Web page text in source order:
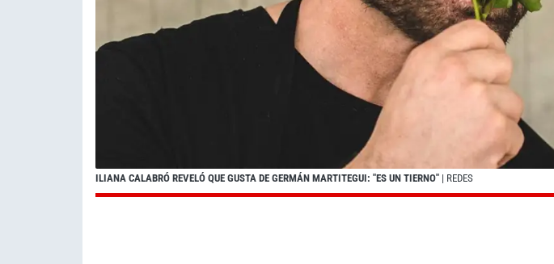
ILIANA CALABRÓ REVELÓ QUE GUSTA DE GERMÁN MARTITEGUI: "ES UN TIERNO" | REDES